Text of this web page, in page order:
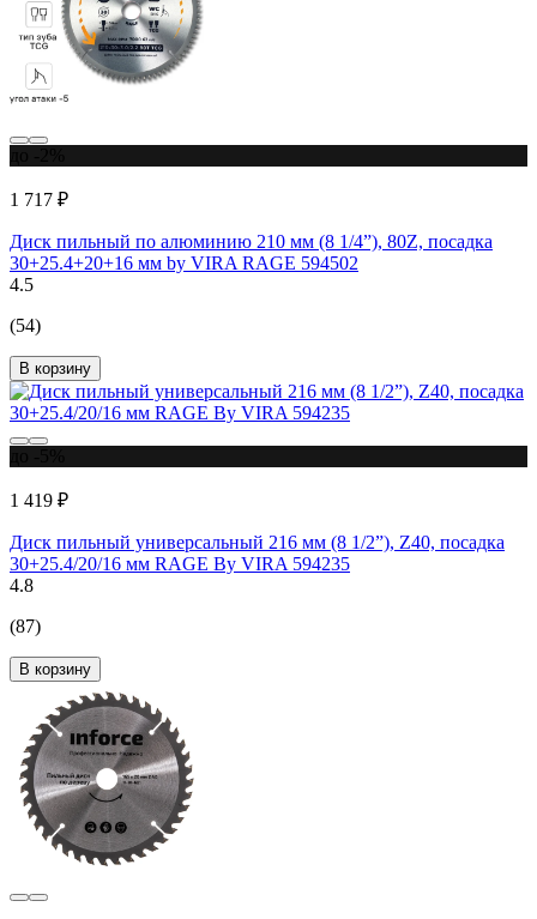
1 717 ₽
Диск пильный по алюминию 210 мм (8 1/4”), 80Z, посадка
30+25.4+20+16 мм by VIRA RAGE 594502
4.5
(54)
В корзину
1 419 ₽
Диск пильный универсальный 216 мм (8 1/2”), Z40, посадка
30+25.4/20/16 мм RAGE By VIRA 594235
4.8
(87)
В корзину